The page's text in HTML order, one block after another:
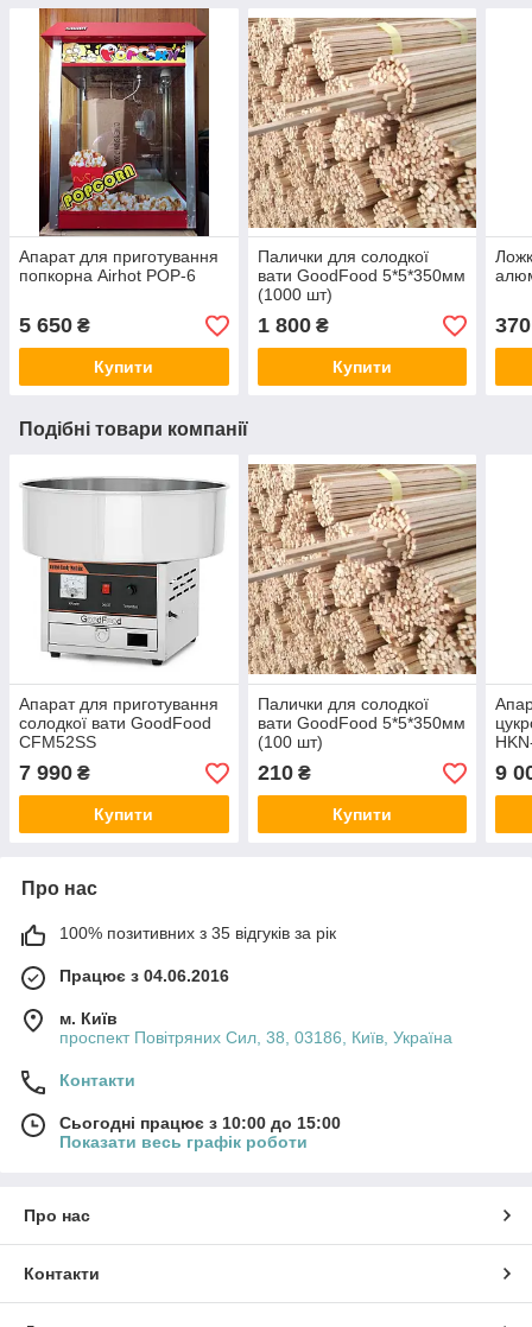
Апарат для приготування
попкорна Airhot POP-6
5 650 ₴
Купити
Палички для солодкої
вати GoodFood 5*5*350мм
(1000 шт)
1 800₴
Купити
370
Подібні товари компанії
Апарат для приготування
солодкої вати GoodFood
CFM52SS
7 990 ₴
Купити
Палички для солодкої
вати GoodFood 5*5*350мм
(100 шт)
210₴
Купити
9
Про нас
100% позитивних з 35 відгуків за рік
Працює з 04.06.2016
м. Київ
проспект Повітряних Сил, 38, 03186, Київ, Україна
Контакти
Сьогодні працює з 10:00 до 15:00
Показати весь графік роботи
Про нас
Контакти